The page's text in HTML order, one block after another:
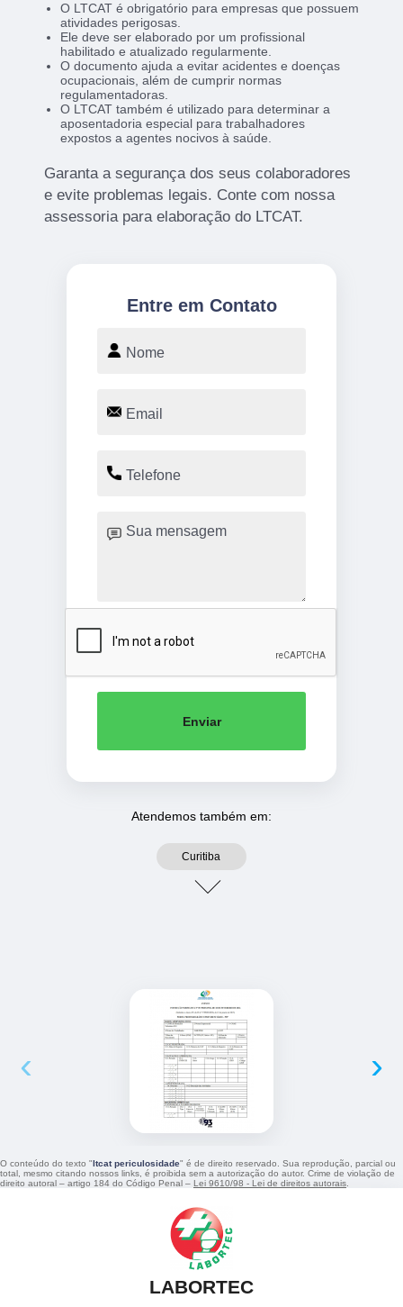
O LTCAT é obrigatório para empresas que possuem
atividades perigosas.
Ele deve ser elaborado por um profissional
habilitado e atualizado regularmente.
O documento ajuda a evitar acidentes e doenças
ocupacionais, além de cumprir normas
regulamentadoras.
O LTCAT também é utilizado para determinar a
aposentadoria especial para trabalhadores
expostos a agentes nocivos à saúde.
Garanta a segurança dos seus colaboradores
e evite problemas legais. Conte com nossa
assessoria para elaboração do LTCAT.
Entre em Contato
Enviar
Atendemos também em:
Curitiba
‹ ›
O conteúdo do texto "ltcat periculosidade" é de direito reservado. Sua reprodução, parcial ou
total, mesmo citando nossos links, é proibida sem a autorização do autor. Crime de violação de
direito autoral – artigo 184 do Código Penal – Lei 9610/98 - Lei de direitos autorais
LABORTEC